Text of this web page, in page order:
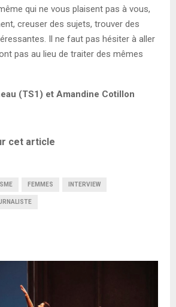
qui ne vous plaisent pas à vous,
creuser des sujets, trouver des
Il ne faut pas hésiter à aller
pas au lieu de traiter des mêmes
(TS1) et Amandine Cotillon
cet article
FEMMES INTERVIEW